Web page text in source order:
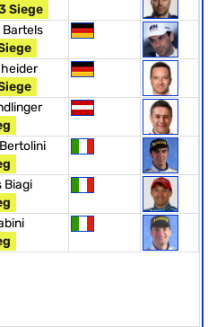
Siege
Bartels
Biagi